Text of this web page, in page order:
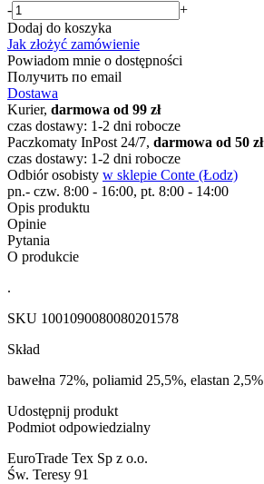
-
+
Dodaj do koszyka
Jak złożyć zamówienie
Powiadom mnie o dostępności
Получить по email
Dostawa
Kurier, darmowa od 99 zł
czas dostawy: 1-2 dni robocze
Paczkomaty InPost 24/7, darmowa od 50 zł
czas dostawy: 1-2 dni robocze
Odbiór osobisty w sklepie Conte (Łodz)
pn.- czw. 8:00 - 16:00, pt. 8:00 - 14:00
Opis produktu
Opinie
Pytania
O produkcie
.
SKU 1001090080080201578
Skład
bawełna 72%, poliamid 25,5%, elastan 2,5%
Udostępnij produkt
Podmiot odpowiedzialny
EuroTrade Tex Sp z o.o.
Św. Teresy 91